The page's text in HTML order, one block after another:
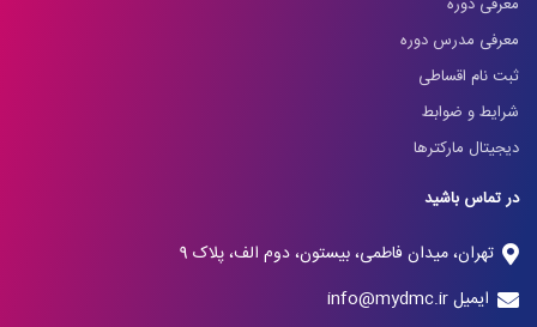
معرفی مدرس دوره
ثبت نام اقساطی
شرایط و ضوابط
دیجیتال مارکترها
در تماس باشید
تهران، میدان فاطمی، بیستون، دوم الف، پلاک 9
ایمیل info@mydmc.ir